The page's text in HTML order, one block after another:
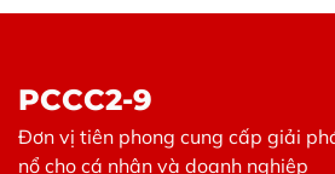
PCCC2-9
Đơn vị tiên phong cung cấp giải
nổ cho cá nhân và doanh nghiệp